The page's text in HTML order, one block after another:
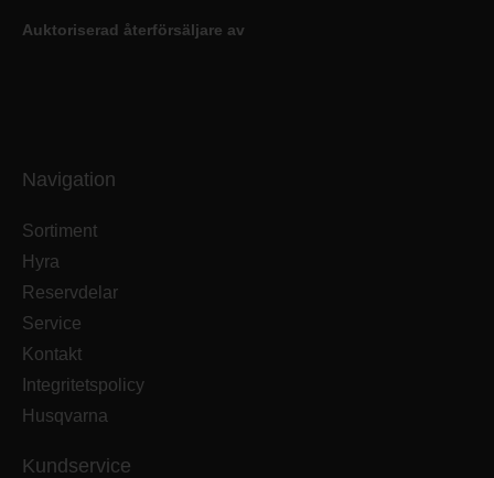
Auktoriserad återförsäljare av
Navigation
Sortiment
Hyra
Reservdelar
Service
Kontakt
Integritetspolicy
Husqvarna
Kundservice